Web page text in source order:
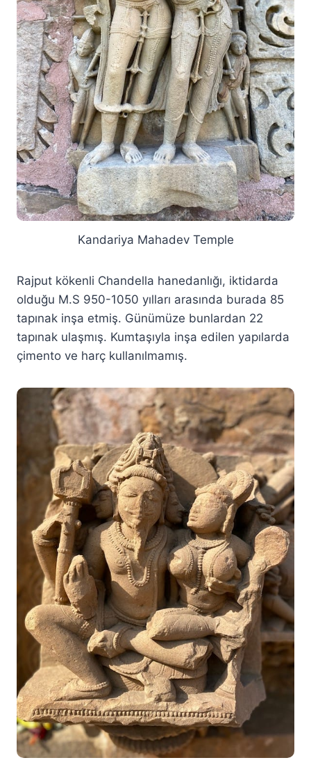
Kandariya Mahadev Temple
Rajput kökenli Chandella hanedanlığı, iktidarda
olduğu M.S 950-1050 yılları arasında burada 85
tapınak inşa etmiş. Günümüze bunlardan 22
tapınak ulaşmış. Kumtaşıyla inşa edilen yapılarda
çimento ve harç kullanılmamış.